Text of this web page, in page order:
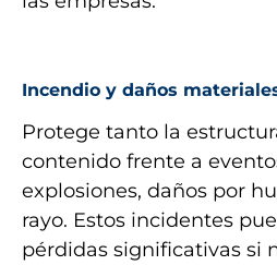
Incendio y daños
Protege tanto la
contenido frente a
explosiones, daños por
rayo. Estos incidentes
pérdidas significativas si